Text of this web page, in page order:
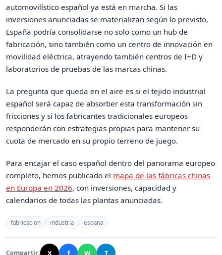
automovilístico español ya está en marcha. Si las
inversiones anunciadas se materializan según lo previsto,
España podría consolidarse no solo como un hub de
fabricación, sino también como un centro de innovación en
movilidad eléctrica, atrayendo también centros de I+D y
laboratorios de pruebas de las marcas chinas.
La pregunta que queda en el aire es si el tejido industrial
español será capaz de absorber esta transformación sin
fricciones y si los fabricantes tradicionales europeos
responderán con estrategias propias para mantener su
cuota de mercado en su propio terreno de juego.
Para encajar el caso español dentro del panorama europeo
completo, hemos publicado el mapa de las fábricas chinas
en Europa en 2026, con inversiones, capacidad y
calendarios de todas las plantas anunciadas.
fabricacion industria espana
Compartir: X f W T